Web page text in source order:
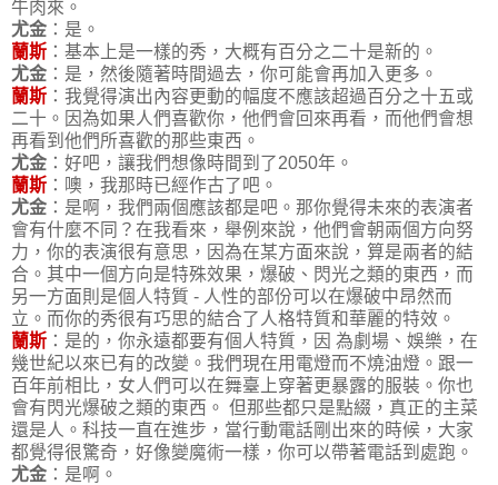
牛肉來。
尤金 ：是。
蘭斯 ：基本上是一樣的秀，大概有百分之二十是新的。
尤金 ：是，然後隨著時間過去，你可能會再加入更多。
蘭斯 ：我覺得演出內容更動的幅度不應該超過百分之十五或
二十。因為如果人們喜歡你，他們會回來再看，而他們會想
再看到他們所喜歡的那些東西。
尤金 ：好吧，讓我們想像時間到了2050年。
蘭斯 ：噢，我那時已經作古了吧。
尤金 ：是啊，我們兩個應該都是吧。那你覺得未來的表演者
會有什麼不同？在我看來，舉例來說，他們會朝兩個方向努
力，你的表演很有意思，因為在某方面來說，算是兩者的結
合。其中一個方向是特殊效果，爆破、閃光之類的東西，而
另一方面則是個人特質 - 人性的部份可以在爆破中昂然而
立。而你的秀很有巧思的結合了人格特質和華麗的特效。
蘭斯 ：是的，你永遠都要有個人特質，因 為劇場、娛樂，在
幾世紀以來已有的改變。我們現在用電燈而不燒油燈。跟一
百年前相比，女人們可以在舞臺上穿著更暴露的服裝。你也
會有閃光爆破之類的東西。 但那些都只是點綴，真正的主菜
還是人。科技一直在進步，當行動電話剛出來的時候，大家
都覺得很驚奇，好像變魔術一樣，你可以帶著電話到處跑。
尤金 ：是啊。